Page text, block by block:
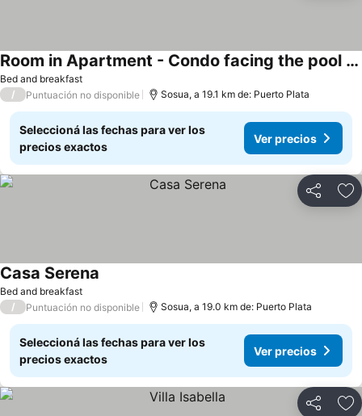
Bed and breakfast
Room in Apartment - Condo facing the pool in the heart of Sosua
/ Puntuación no disponible Sosua, a 19.1 km de: Puerto Plata
Seleccioná las fechas para ver los
precios exactos
Ver precios
Compartir
Bed and breakfast
Casa Serena
/ Puntuación no disponible Sosua, a 19.0 km de: Puerto Plata
Seleccioná las fechas para ver los
precios exactos
Ver precios
Compartir